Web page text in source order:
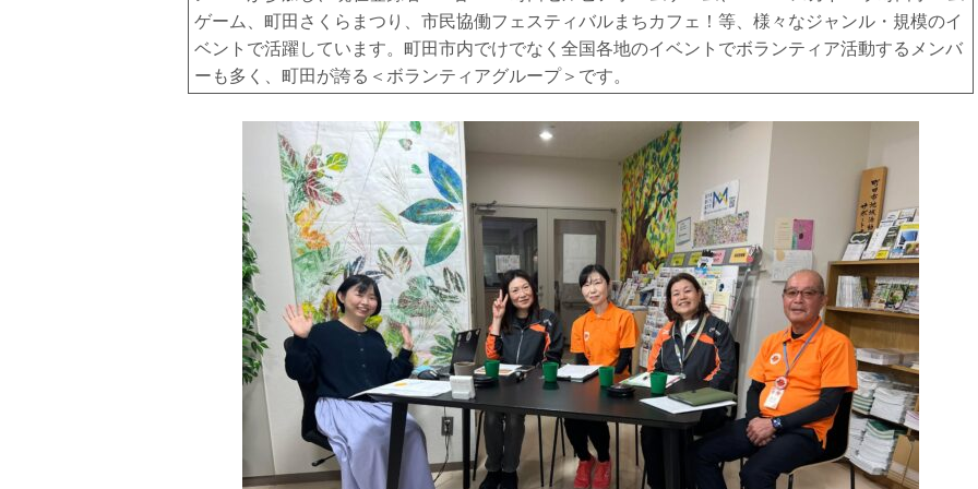
ゲーム、町田さくらまつり、市民協働フェスティバルまちカフェ！等、様々なジャンル・規模のイ
ベントで活躍しています。 町田市内でけでなく全国各地のイベントでボランティア活動するメンバ
ーも多く、町田が誇る＜ボランティアグループ＞です。